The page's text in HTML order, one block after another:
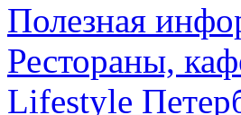
Полезная
Рестораны,
Lifestyle